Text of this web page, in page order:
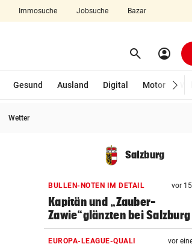
Immosuche Jobsuche Bazar
search Suchen
account_circle
Gesund Ausland Digital Motor
Wetter
Salzburg
BULLEN-NOTEN IM DETAIL vor
Kapitän und „Zauber-
Zawie“glänzten bei Salzburg
EUROPA-LEAGUE-QUALI vor